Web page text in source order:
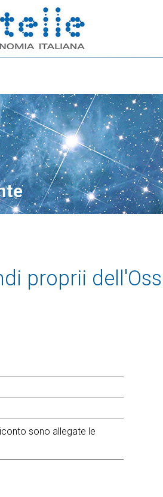
proprii
sono allegate le